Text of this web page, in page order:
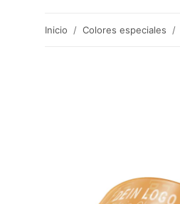
Inicio Colores especiales